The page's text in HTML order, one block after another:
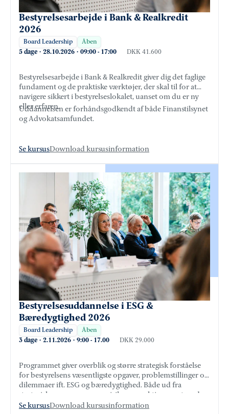
Bestyrelsesarbejde i Bank & Realkredit
2026
Board Leadership Åben
5 dage · 28.10.2026 · 09:00 - 17:00 DKK 41.600
Bestyrelsesarbejde i Bank & Realkredit giver dig det faglige
fundament og de praktiske værktøjer, der skal til for at
navigere sikkert i bestyrelseslokalet, uanset om du er ny
eller erfaren.
Uddannelsen er forhåndsgodkendt af både Finanstilsynet
og Advokatsamfundet.
Se kursusDownload kursusinformation
Bestyrelsesuddannelse i ESG &
Bæredygtighed 2026
Board Leadership Åben
3 dage · 2.11.2026 · 9:00 - 17.00 DKK 29.000
Programmet giver overblik og større strategisk forståelse
for bestyrelsens væsentligste opgaver, problemstillinger og
dilemmaer ift. ESG og bæredygtighed. Både ud fra
strategiske-, governance og risikoperspektiver samt med
sigte på bestyrelsens rolle til at sikre værdiskabelse.
Se kursusDownload kursusinformation